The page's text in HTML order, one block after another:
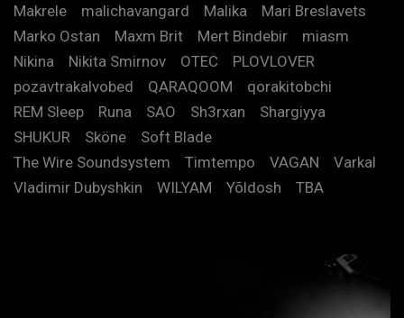
Makrele
malichavangard Malika
Mari Breslavets
Marko Ostan
Maxm Brit Mert Bindebir
miasm
Nikina
Nikita Smirnov OTEC
PLOVLOVER
pozavtrakalvobed
QARAQOOM
qorakitobchi
REM Sleep
Runa SAO Sh3rxan
Shargiyya
SHUKUR
Sköne
Soft Blade
The Wire Soundsystem
Timtempo VAGAN
Varkal
Vladimir Dubyshkin
WILYAM Yõldosh TBA